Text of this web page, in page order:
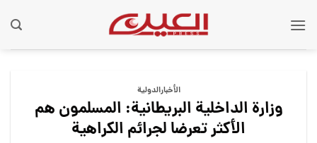
الأخبارالدولية
وزارة الداخلية البريطانية: المسلمون هم
الأكثر تعرضا لجرائم الكراهية